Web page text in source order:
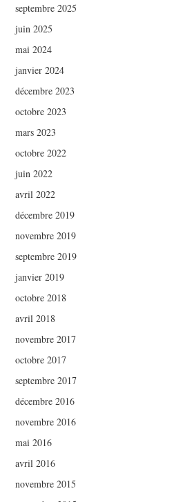
septembre 2025
juin 2025
mai 2024
janvier 2024
décembre 2023
octobre 2023
mars 2023
octobre 2022
juin 2022
avril 2022
décembre 2019
novembre 2019
septembre 2019
janvier 2019
octobre 2018
avril 2018
novembre 2017
octobre 2017
septembre 2017
décembre 2016
novembre 2016
mai 2016
avril 2016
novembre 2015